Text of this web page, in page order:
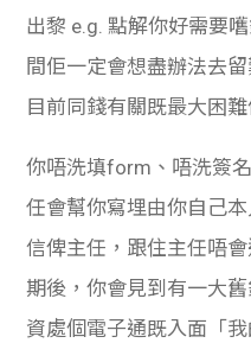
出黎 e.g. 點解你好需要
間佢一定會想盡辦法去
目前同錢有關既最大困難
你唔洗填form、唔洗簽
任會幫你寫埋由你自己
信俾主任，跟住主任唔
期後，你會見到有一大
資處個電子通既入面「